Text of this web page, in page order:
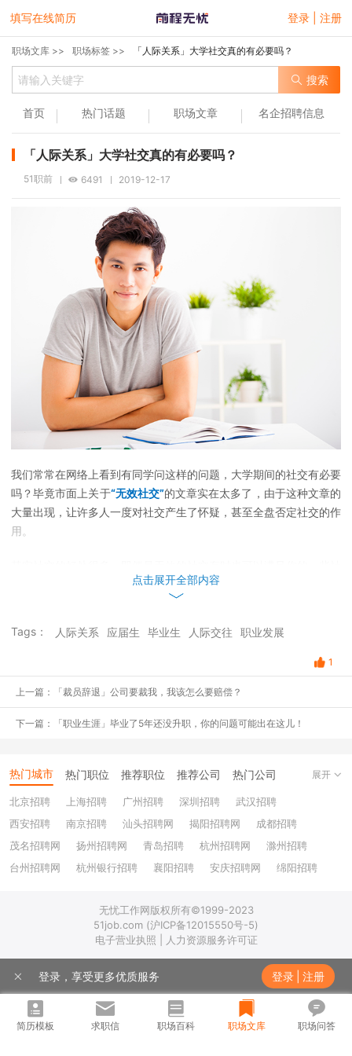
填写在线简历 登录 | 注册
职场文库 >> 职场标签 >> 「人际关系」大学社交真的有必要吗？
搜索
首页 热门话题 职场文章 名企招聘信息
「人际关系」大学社交真的有必要吗？
51职前 6491 2019-12-17
我们常常在网络上看到有同学问这样的问题，大学期间的社交有必要
吗？毕竟市面上关于“无效社交”的文章实在太多了，由于这种文章的
大量出现，让许多人一度对社交产生了怀疑，甚至全盘否定社交的作
用。
会性需要，促使你和不同的人进行交流，丰富个人的情感，尤其是当
一个人有烦恼产生的时候，和朋友聊聊天可以消解抑郁的情绪。
大学是我们人生中最宝贵的四年，在这期间进行的社交真的有必要
吗？还是说我们应该将所有的精力放在学习上，两耳不闻窗外事，一
心只读圣贤书？我们的社交关系究竟该怎么去处理呢？
怎么做？
东西的时候，你需要用已有的一样东西与对方进行交换，社交最重要
的就是互动。这并不功利，你想想，小时候大家是不是都愿意和成绩
好的同学待在一起，为什么呢？因为你发自内心的认为，TA可以帮
助你。
你性格好很幽默，也可能是你善解人意曾经帮助过他，他一定是从你
身上看到或者得到了一些其他人没有的东西，他才可能和你做朋友。
否则，你凭什么认为对方愿意和你做朋友。
点击展开全部内容
Tags： 人际关系 应届生 毕业生 人际交往 职业发展
1
上一篇：「裁员辞退」公司要裁我，我该怎么要赔偿？
下一篇：「职业生涯」毕业了5年还没升职，你的问题可能出在这儿！
热门城市 热门职位 推荐职位 推荐公司 热门公司
北京招聘 上海招聘 广州招聘 深圳招聘
武汉招聘
西安招聘
南京招聘 汕头招聘网 揭阳招聘网
成都招聘
茂名招聘网
扬州招聘网 青岛招聘 杭州招聘网
滁州招聘
台州招聘网
杭州银行招聘 襄阳招聘 安庆招聘网
绵阳招聘
上饶招聘网
展开
无忧工作网版权所有©1999-2023
51job.com (沪ICP备12015550号-5)
电子营业执照 | 人力资源服务许可证
登录，享受更多优质服务 登录 注册
简历模板 求职信 职场百科 职场文库 职场问答